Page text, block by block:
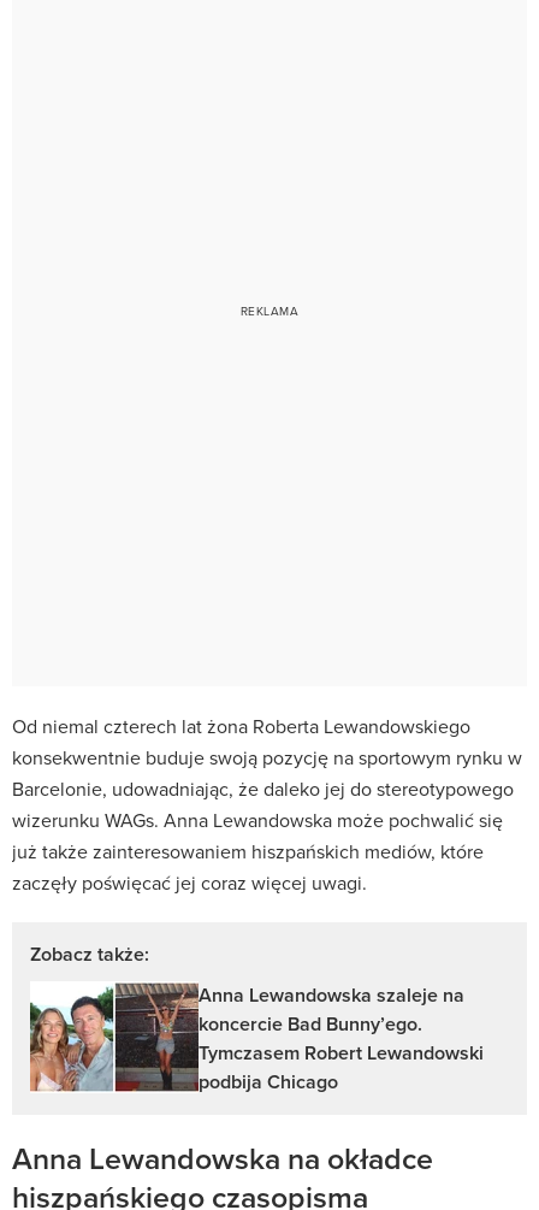
Od niemal czterech lat żona Roberta Lewandowskiego
konsekwentnie buduje swoją pozycję na sportowym rynku w
Barcelonie, udowadniając, że daleko jej do stereotypowego
wizerunku WAGs. Anna Lewandowska może pochwalić się
już także zainteresowaniem hiszpańskich mediów, które
zaczęły poświęcać jej coraz więcej uwagi.
Zobacz także:
Anna Lewandowska szaleje na
koncercie Bad Bunny’ego.
Tymczasem Robert Lewandowski
podbija Chicago
Anna Lewandowska na okładce
hiszpańskiego czasopisma